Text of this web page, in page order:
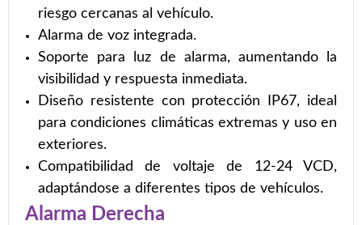
riesgo cercanas al vehículo.
Alarma de voz integrada.
Soporte para luz de alarma, aumentando la
visibilidad y respuesta inmediata.
Diseño resistente con protección IP67, ideal
para condiciones climáticas extremas y uso en
exteriores.
Compatibilidad de voltaje de 12-24 VCD,
adaptándose a diferentes tipos de vehículos.
Alarma Derecha